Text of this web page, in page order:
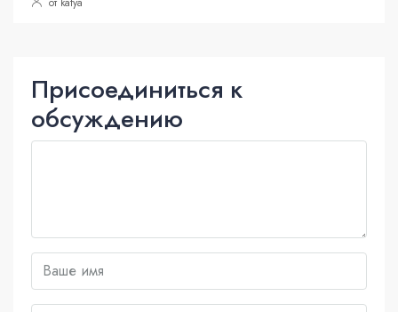
Присоединиться к
обсуждению